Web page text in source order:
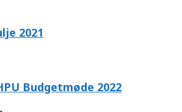
2021
Budgetmøde 2022